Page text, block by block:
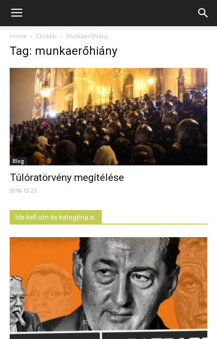
Home Címkék: Munkaerőhiány
Tag: munkaerőhiány
Blog
Túlóratörvény megítélése
2018-12-21
Ide kell cím és kategória is.